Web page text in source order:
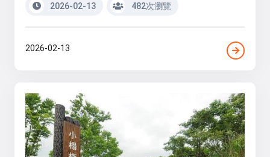
2026-02-13 482次瀏覽
2026-02-13